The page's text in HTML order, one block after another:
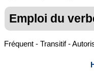
Emploi du
Fréquent - Transitif -